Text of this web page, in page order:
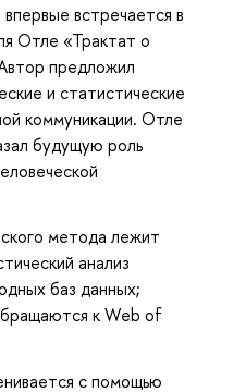
встречается в
Отле «Трактат о
предложил
и статистические
коммуникации. Отле
будущую роль
метода лежит
анализ
баз данных;
к Web of
с помощью